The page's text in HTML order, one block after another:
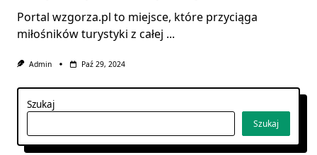
Portal wzgorza.pl to miejsce, które przyciąga
miłośników turystyki z całej ...
Admin Paź 29, 2024
Szukaj
Szukaj